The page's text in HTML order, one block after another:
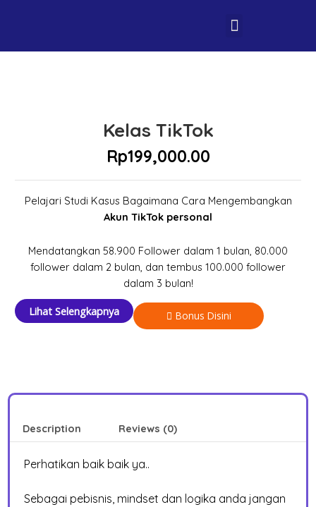
Menu
Kelas TikTok
Rp199,000.00
Pelajari Studi Kasus Bagaimana Cara Mengembangkan
Akun TikTok personal
Mendatangkan 58.900 Follower dalam 1 bulan, 80.000
follower dalam 2 bulan, dan tembus 100.000 follower
dalam 3 bulan!
Lihat Selengkapnya Bonus Disini
Description Reviews (0)
Perhatikan baik baik ya..
Sebagai pebisnis, mindset dan logika anda jangan